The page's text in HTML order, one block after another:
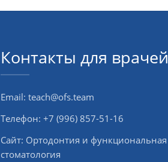
Контакты для врачей
Email: teach@ofs.team
Телефон: +7 (996) 857-51-16
Сайт: Ортодонтия и функциональная
стоматология